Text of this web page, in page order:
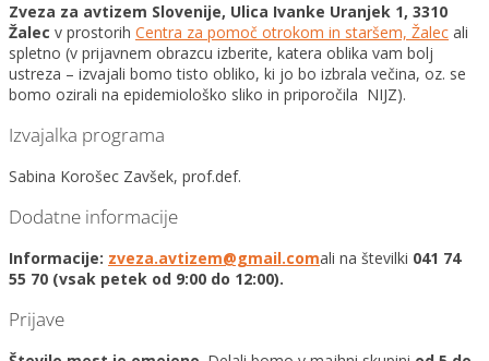
Zveza za avtizem Slovenije, Ulica Ivanke Uranjek 1, 3310
Žalec v prostorih Centra za pomoč otrokom in staršem, Žalec ali
spletno (v prijavnem obrazcu izberite, katera oblika vam bolj
ustreza – izvajali bomo tisto obliko, ki jo bo izbrala večina, oz. se
bomo ozirali na epidemiološko sliko in priporočila NIJZ).
Izvajalka programa
Sabina Korošec Zavšek, prof.def.
Dodatne informacije
Informacije: zveza.avtizem@gmail.comali na številki 041 74
55 70 (vsak petek od 9:00 do 12:00).
Prijave